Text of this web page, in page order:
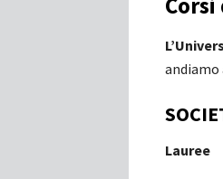
andiamo
Lauree